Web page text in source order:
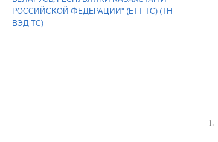
РОССИЙСКОЙ ФЕДЕРАЦИИ" (ЕТТ ТС) (ТН
ВЭД ТС)
1.